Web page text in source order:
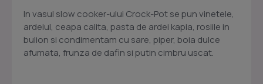
In vasul slow cooker-ului Crock-Pot se pun vinetele,
ardeiul, ceapa calita, pasta de ardei kapia, rosiile in
bulion si condimentam cu sare, piper, boia dulce
afumata, frunza de dafin si putin cimbru uscat.